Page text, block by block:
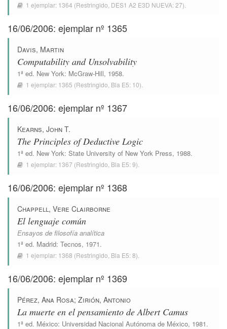
1 ejemplar: 1364 (Restringido, DES1 A2 E3D NUEVA: 27).
16/06/2006: ejemplar nº 1365
Davis, Martin
Computability and Unsolvability
1ª ed. New York: McGraw-Hill, 1958.
1 ejemplar: 1365 (Restringido, Bla E5: 10).
16/06/2006: ejemplar nº 1367
Kearns, John T.
The Principles of Deductive Logic
1ª ed. New York: State University of New York Press, 1988.
1 ejemplar: 1367 (Restringido, Bla E5: 9).
16/06/2006: ejemplar nº 1368
Chappell, Vere Clairborne
El lenguaje común
Ensayos de filosofía analítica
1ª ed. Madrid: Tecnos, 1971.
1 ejemplar: 1368 (Restringido, Bla E5: 8).
16/06/2006: ejemplar nº 1369
Pérez, Ana Rosa; Zirión, Antonio
La muerte en el pensamiento de Albert Camus
1ª ed. México: Universidad Nacional Autónoma de México, 1981.